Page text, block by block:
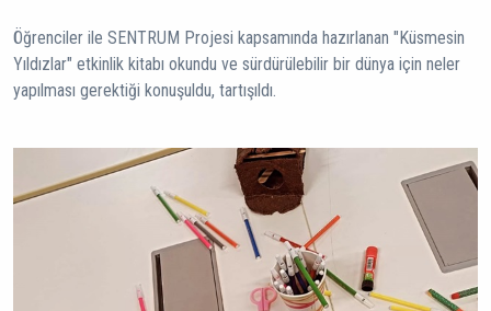
Öğrenciler ile SENTRUM Projesi kapsamında hazırlanan "Küsmesin
Yıldızlar" etkinlik kitabı okundu ve sürdürülebilir bir dünya için neler
yapılması gerektiği konuşuldu, tartışıldı.